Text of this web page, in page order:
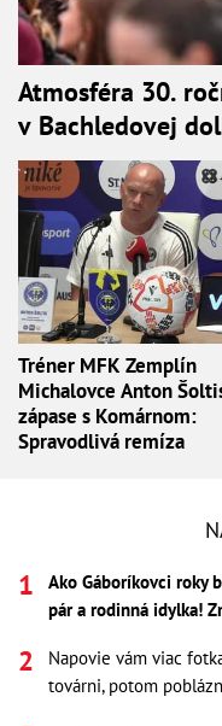
Atmosféra 30.
v Bachledovej
Tréner MFK Zemplín
Michalovce Anton
zápase s Komárnom:
Spravodlivá remíza
Ako Gáboríkovci roky
pár a rodinná idylka!
Napovie vám viac
továrni, potom